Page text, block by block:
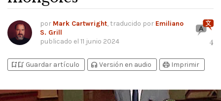
por Mark Cartwright, traducido por Emiliano
S. Grill
publicado el 11 junio 2024 4
bookmark_addbookmark_added Guardar artículo headphones Versión en audio print Imprimir